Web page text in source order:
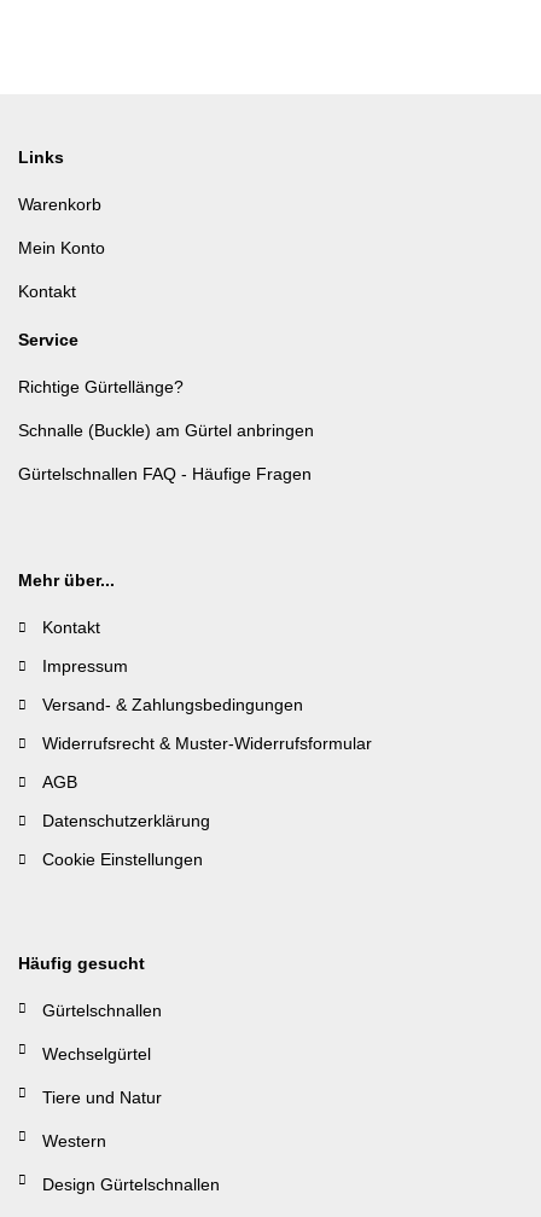
Links
Warenkorb
Mein Konto
Kontakt
Service
Richtige Gürtellänge?
Schnalle (Buckle) am Gürtel anbringen
Gürtelschnallen FAQ - Häufige Fragen
Mehr über...
Kontakt
Impressum
Versand- & Zahlungsbedingungen
Widerrufsrecht & Muster-Widerrufsformular
AGB
Datenschutzerklärung
Cookie Einstellungen
Häufig gesucht
Gürtelschnallen
Wechselgürtel
Tiere und Natur
Western
Design Gürtelschnallen